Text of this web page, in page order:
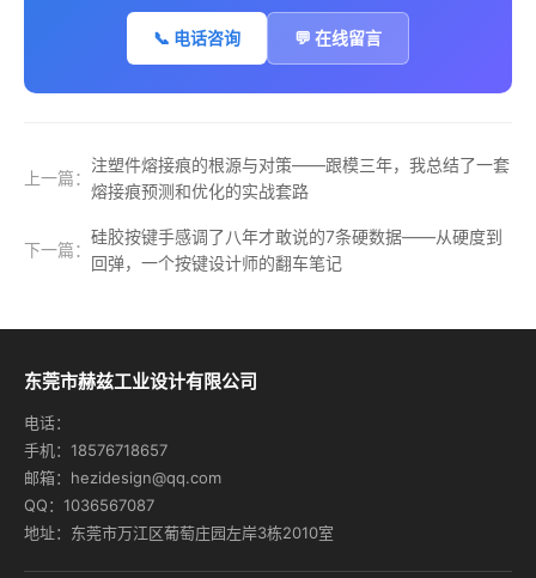
📞 电话咨询 💬 在线留言
上一篇：
注塑件熔接痕的根源与对策——跟模三年，我总结了一套
熔接痕预测和优化的实战套路
下一篇：
硅胶按键手感调了八年才敢说的7条硬数据——从硬度到
回弹，一个按键设计师的翻车笔记
东莞市赫兹工业设计有限公司
电话：
手机：18576718657
邮箱：hezidesign@qq.com
QQ：1036567087
地址：东莞市万江区葡萄庄园左岸3栋2010室